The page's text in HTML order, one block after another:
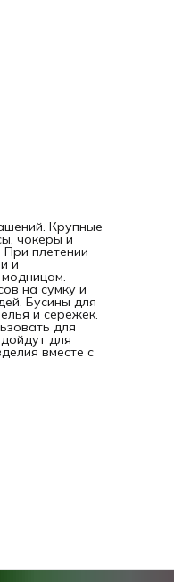
Крупные
чокеры и
плетении
и
на сумку и
Бусины для
и сережек.
для
для
вместе с